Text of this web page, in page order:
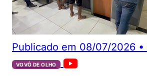
Publicado em 08/07/2026 •
VOVÔ DE OLHO